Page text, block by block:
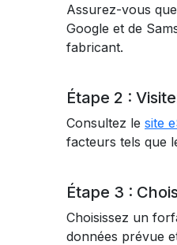
Assurez-vous
Google et de
fabricant.
Étape 2 :
Consultez le site
facteurs tels que
Étape 3 :
Choisissez un
données prévue